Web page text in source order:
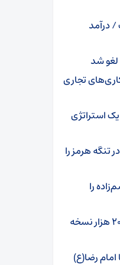
/ درآمد
لغو شد
تجاری
استراتژی
هرمز را
را
چاپ چهل‌ونهم «تن‌تن و سندباد» از مرز ۲۰۰ هزار نسخه
امام رضا(ع)